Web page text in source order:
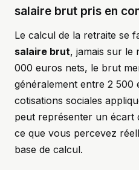
salaire brut pris en
Le calcul de la retraite se
salaire brut, jamais sur le
000 euros nets, le brut
généralement entre 2 500
cotisations sociales
peut représenter un écart
ce que vous percevez
base de calcul.